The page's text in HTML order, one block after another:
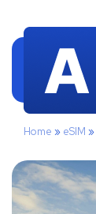
Home » eSIM »